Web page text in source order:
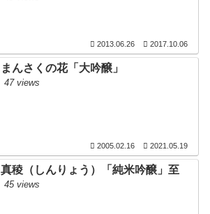
2013.06.26 2017.10.06
まんさくの花「大吟醸」
47 views
2005.02.16 2021.05.19
真稜（しんりょう）「純米吟醸」至
45 views